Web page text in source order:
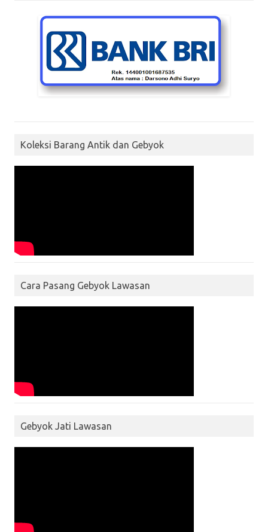
Koleksi Barang Antik dan Gebyok
Cara Pasang Gebyok Lawasan
Gebyok Jati Lawasan